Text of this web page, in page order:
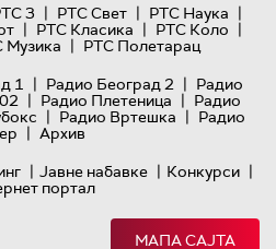
3 | РТС Свет | РТС Наука |
| РТС Класика | РТС Коло |
Музика | РТС Полетарац
1 | Радио Београд 2 | Радио
| Радио Плетеница | Радио
| Радио Вртешка | Радио
| Архив
| Јавне набавке | Конкурси |
портал
МАПА САЈТА